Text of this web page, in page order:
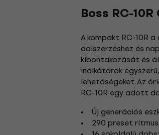
Boss RC-
A kompakt RC-10R
dalszerzéshez és
kibontakozását és
indikátorok
lehetőségeket. Az
RC-10R egy adott
• Új generációs
• 290 preset